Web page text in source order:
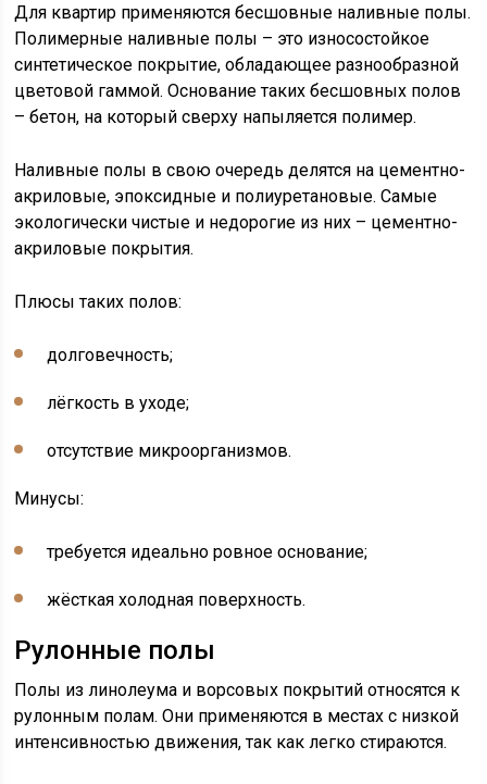
Для квартир применяются бесшовные наливные полы.
Полимерные наливные полы – это износостойкое
синтетическое покрытие, обладающее разнообразной
цветовой гаммой. Основание таких бесшовных полов
– бетон, на который сверху напыляется полимер.
Наливные полы в свою очередь делятся на цементно-
акриловые, эпоксидные и полиуретановые. Самые
экологически чистые и недорогие из них – цементно-
акриловые покрытия.
Плюсы таких полов:
долговечность;
лёгкость в уходе;
отсутствие микроорганизмов.
Минусы:
требуется идеально ровное основание;
жёсткая холодная поверхность.
Рулонные полы
Полы из линолеума и ворсовых покрытий относятся к
рулонным полам. Они применяются в местах с низкой
интенсивностью движения, так как легко стираются.